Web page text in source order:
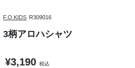
F.O.KIDS R309016
3柄アロハシャツ
¥3,190 税込